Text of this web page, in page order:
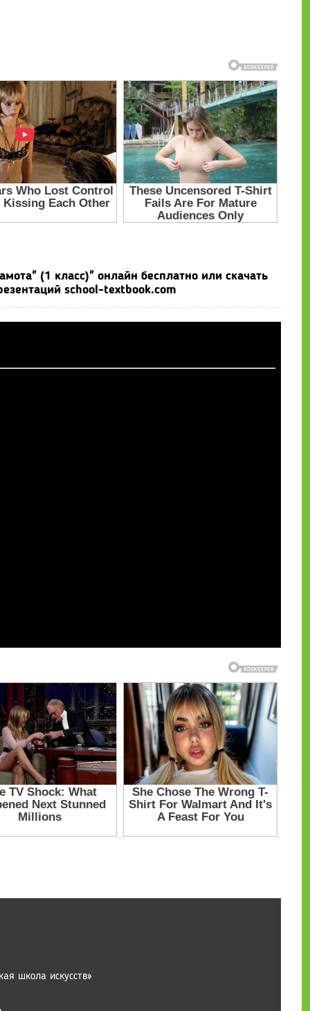
(1 класс)" онлайн бесплатно или скачать
school-textbook.com
школа искусств»